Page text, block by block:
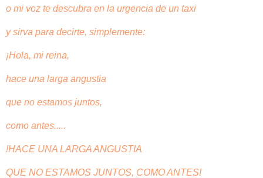
o mi voz te descubra en la urgencia de un taxi
y sirva para decirte, simplemente:
¡Hola, mi reina,
hace una larga angustia
que no estamos juntos,
como antes.....
!HACE UNA LARGA ANGUSTIA
QUE NO ESTAMOS JUNTOS, COMO ANTES!